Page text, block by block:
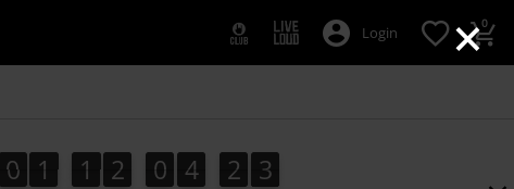
×
Login 0
0
0 1
1 1
1 2
2 0
0 4
4 2
2 1
2
1
3
2